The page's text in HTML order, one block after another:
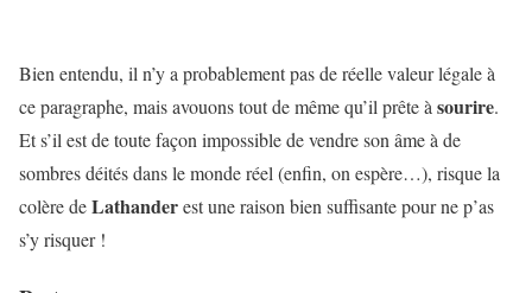
Bien entendu, il n’y a probablement pas de réelle valeur légale à
ce paragraphe, mais avouons tout de même qu’il prête à sourire.
Et s’il est de toute façon impossible de vendre son âme à de
sombres déités dans le monde réel (enfin, on espère…), risque la
colère deLathanderest une raison bien suffisante pour ne p’as
s’y risquer !